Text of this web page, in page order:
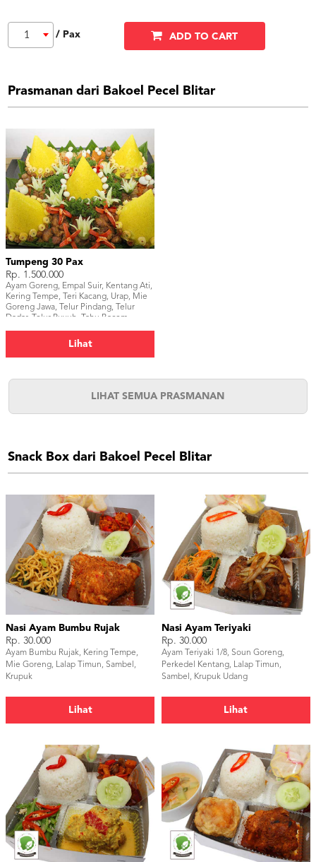
1 / Pax ADD TO CART
Prasmanan dari Bakoel Pecel Blitar
Tumpeng 30 Pax
Rp. 1.500.000
Ayam Goreng, Empal Suir, Kentang Ati,
Kering Tempe, Teri Kacang, Urap, Mie
Goreng Jawa, Telur Pindang, Telur
Dadar, Telur Puyuh, Tahu Bacem,
Lihat
LIHAT SEMUA PRASMANAN
Snack Box dari Bakoel Pecel Blitar
Nasi Ayam Bumbu Rujak
Rp. 30.000
Ayam Bumbu Rujak, Kering Tempe,
Mie Goreng, Lalap Timun, Sambel,
Krupuk
Lihat
Nasi Ayam Teriyaki
Rp. 30.000
Ayam Teriyaki 1/8, Soun Goreng,
Perkedel Kentang, Lalap Timun,
Sambel, Krupuk Udang
Lihat